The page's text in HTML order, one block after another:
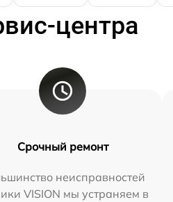
центра
Срочный ремонт
неисправностей
VISION мы устраняем в